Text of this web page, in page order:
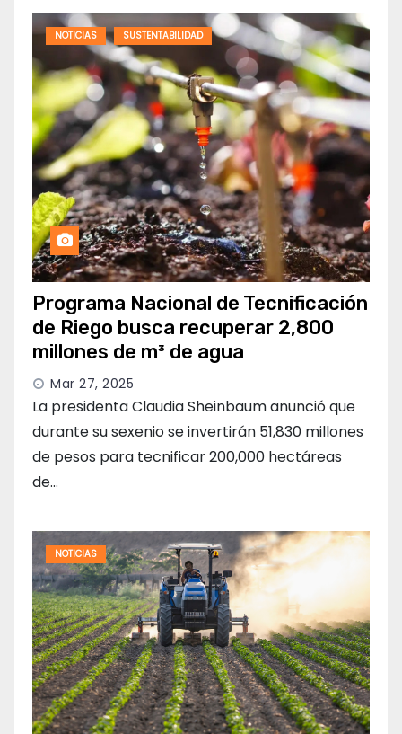
NOTICIAS SUSTENTABILIDAD
Programa Nacional de Tecnificación
de Riego busca recuperar 2,800
millones de m³ de agua
Mar 27, 2025
La presidenta Claudia Sheinbaum anunció que
durante su sexenio se invertirán 51,830 millones
de pesos para tecnificar 200,000 hectáreas
de…
NOTICIAS